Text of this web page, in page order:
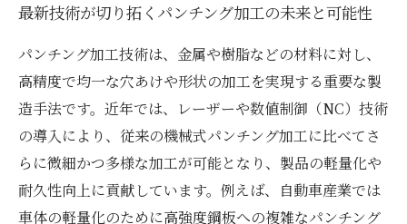
最新技術が切り拓くパンチング加工の未来と可能性
パンチング加工技術は、金属や樹脂などの材料に対し、
高精度で均一な穴あけや形状の加工を実現する重要な製
造手法です。近年では、レーザーや数値制御（NC）技術
の導入により、従来の機械式パンチング加工に比べてさ
らに微細かつ多様な加工が可能となり、製品の軽量化や
耐久性向上に貢献しています。例えば、自動車産業では
車体の軽量化のために高強度鋼板への複雑なパンチング